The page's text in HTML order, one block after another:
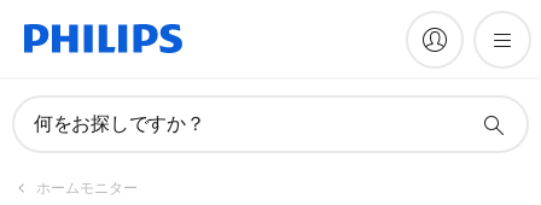
何をお探しですか？
ホームモニター